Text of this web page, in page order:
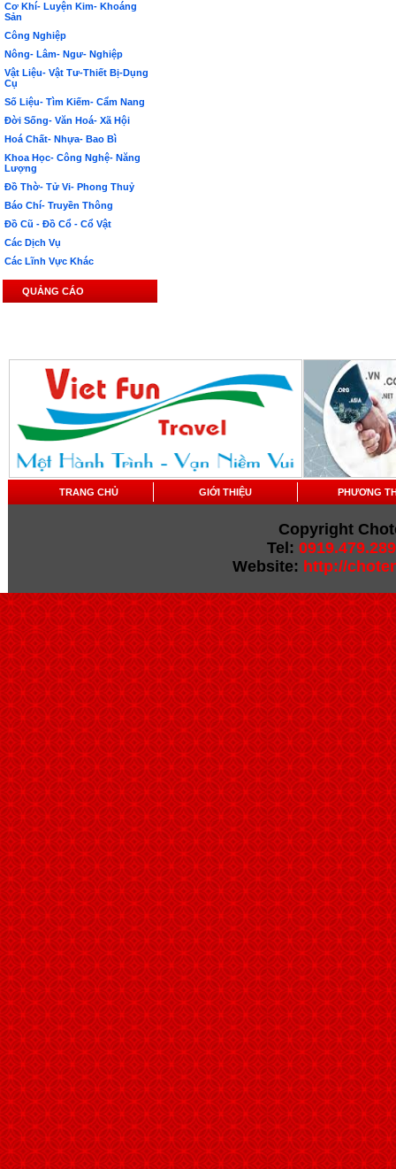
Cơ Khí- Luyện Kim- Khoáng
Sản
Công Nghiệp
Nông- Lâm- Ngư- Nghiệp
Vật Liệu- Vật Tư-Thiết Bị-Dụng
Cụ
Số Liệu- Tìm Kiếm- Cẩm Nang
Đời Sống- Văn Hoá- Xã Hội
Hoá Chất- Nhựa- Bao Bì
Khoa Học- Công Nghệ- Năng
Lượng
Đồ Thờ- Tử Vi- Phong Thuỷ
Báo Chí- Truyền Thông
Đồ Cũ - Đồ Cổ - Cổ Vật
Các Dịch Vụ
Các Lĩnh Vực Khác
QUẢNG CÁO
TRANG CHỦ GIỚI THIỆU PHƯƠNG
Copyright
Tel: 0919.479.289
Website: http://